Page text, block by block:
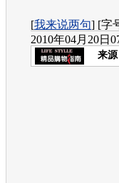
[我来说两句] [字
2010年04月20日
来源